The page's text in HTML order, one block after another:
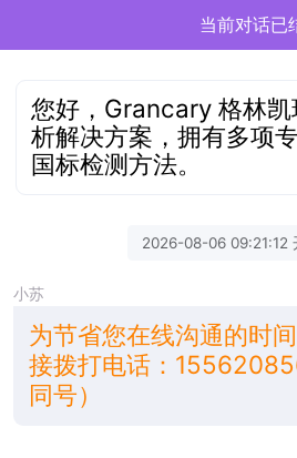
当前对话已
您好，Grancary 格林
析解决方案，拥有多项
国标检测方法。
2026-08-06 09:21:12
小苏
为节省您在线沟通的时
接拨打电话：
同号）